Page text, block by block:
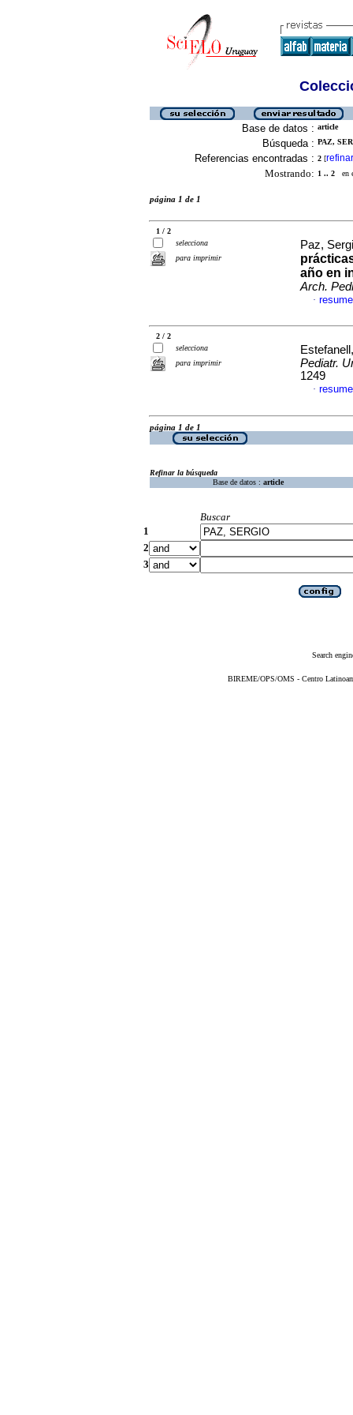
Base de datos : article
Búsqueda : PAZ,
Referencias encontradas : 2 [refinar
Mostrando: 1 .. 2 en
página 1 de 1
1 / 2
selecciona
para imprimir
Paz,
año en
Arch.
·
2 / 2
selecciona
para imprimir
Pediatr.
1249
·
página 1 de 1
Refinar la búsqueda
Base de datos : article
Buscar
1
2
3
Search
BIREME/OPS/OMS - Centro